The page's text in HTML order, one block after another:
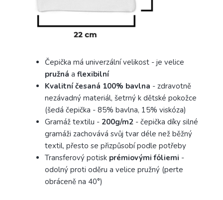
Čepička má univerzální velikost - je velice
pružná a flexibilní
Kvalitní česaná 100% bavlna - zdravotně
nezávadný materiál, šetrný k dětské pokožce
(šedá čepička - 85% bavlna, 15% viskóza)
Gramáž textilu - 200g/m2 - čepička díky silné
gramáži zachovává svůj tvar déle než běžný
textil, přesto se přizpůsobí podle potřeby
Transferový potisk prémiovými fóliemi -
odolný proti oděru a velice pružný (perte
obráceně na 40°)